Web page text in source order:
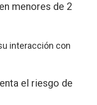
menores de 2
interacción con
el riesgo de